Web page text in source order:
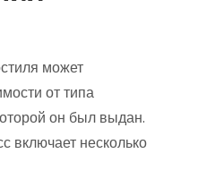
может
от типа
он был выдан.
включает несколько